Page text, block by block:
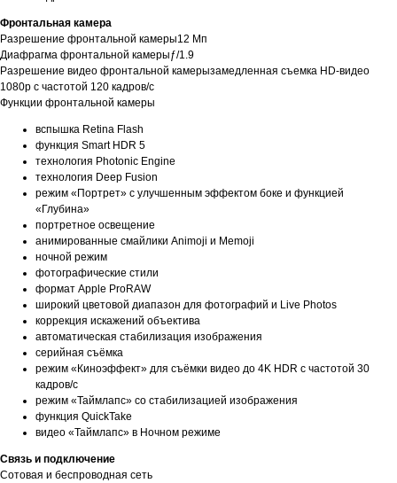
Фронтальная камера
Разрешение фронтальной камеры12 Мп
Диафрагма фронтальной камерыƒ/1.9
Разрешение видео фронтальной камерызамедленная съемка HD-видео
1080p с частотой 120 кадров/с
Функции фронтальной камеры
вспышка Retina Flash
функция Smart HDR 5
технология Photonic Engine
технология Deep Fusion
режим «Портрет» с улучшенным эффектом боке и функцией
«Глубина»
портретное освещение
анимированные смайлики Animoji и Memoji
ночной режим
фотографические стили
формат Apple ProRAW
широкий цветовой диапазон для фотографий и Live Photos
коррекция искажений объектива
автоматическая стабилизация изображения
серийная съëмка
режим «Киноэффект» для съёмки видео до 4K HDR с частотой 30
кадров/с
режим «Таймлапс» со стабилизацией изображения
функция QuickTake
видео «Таймлапс» в Ночном режиме
Связь и подключение
Сотовая и беспроводная сеть